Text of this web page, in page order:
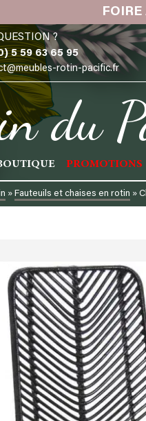
?
5 59 63 65 95
rotin-pacific.fr
du
PROMOTIONS
»Fauteuils et chaises en rotin »